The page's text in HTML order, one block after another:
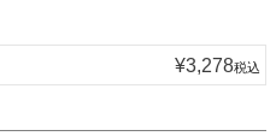
¥3,278税込